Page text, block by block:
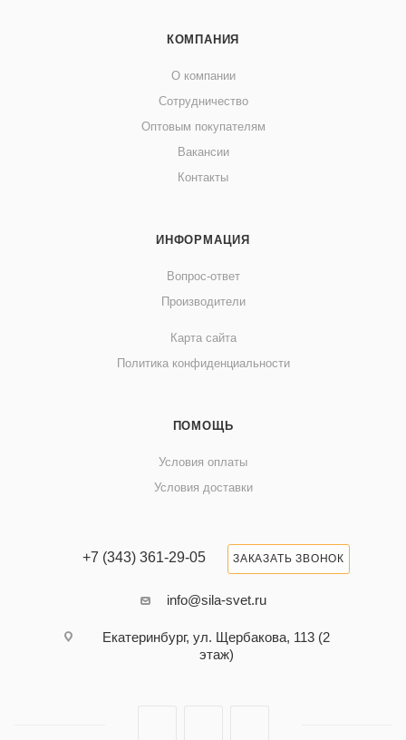
КОМПАНИЯ
О компании
Сотрудничество
Оптовым покупателям
Вакансии
Контакты
ИНФОРМАЦИЯ
Вопрос-ответ
Производители
Карта сайта
Политика конфиденциальности
ПОМОЩЬ
Условия оплаты
Условия доставки
+7 (343) 361-29-05 ЗАКАЗАТЬ ЗВОНОК
info@sila-svet.ru
Екатеринбург, ул. Щербакова, 113 (2
этаж)